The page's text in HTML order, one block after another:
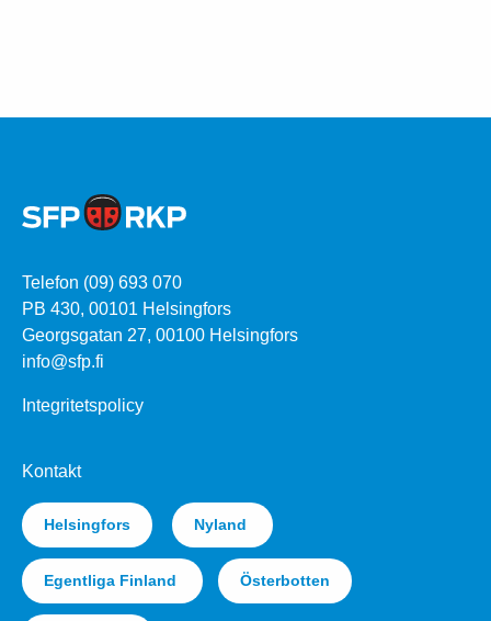
Telefon (09) 693 070
PB 430, 00101 Helsingfors
Georgsgatan 27, 00100 Helsingfors
info@sfp.fi
Integritetspolicy
Kontakt
Helsingfors Nyland
Egentliga Finland Österbotten